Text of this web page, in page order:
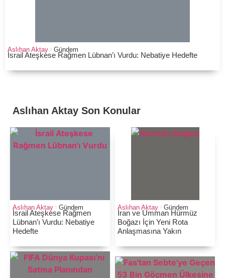
Aslıhan Aktay Gündem
İsrail Ateşkese Rağmen Lübnan’ı Vurdu: Nebatiye Hedefte
Aslıhan Aktay Son Konular
Aslıhan Aktay Gündem
İsrail Ateşkese Rağmen
Lübnan’ı Vurdu: Nebatiye
Hedefte
Aslıhan Aktay Gündem
İran ve Umman Hürmüz
Boğazı İçin Yeni Rota
Anlaşmasına Yakın